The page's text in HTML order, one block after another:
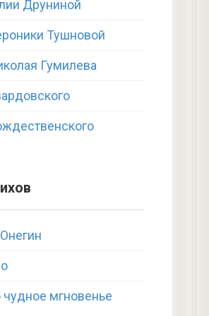
Друниной
Тушновой
Гумилева
мгновенье